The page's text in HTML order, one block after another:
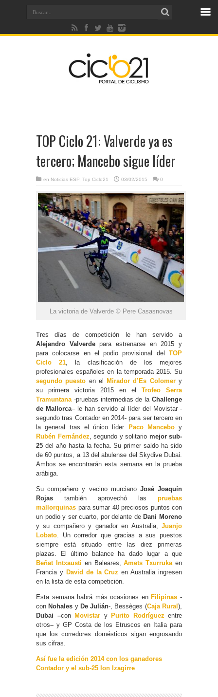
TOP Ciclo 21: Valverde ya es
tercero; Mancebo sigue líder
en Noticias ESP Top Ciclo21 03/02/2015 0
La victoria de Valverde © Pere Casasnovas
Tres días de competición le han servido a
Alejandro Valverdepara estrenarse en 2015 y
para colocarse en el podio provisional del
TOP
Ciclo 21, la clasificación de los mejores
profesionales españoles en la temporada 2015. Su
segundo puesto en el Mirador d’Es Colomery
su primera victoria 2015 en el Trofeo Serra
Tramuntana-pruebas intermedias de la Challenge
de Mallorca– le han servido al líder del Movistar -
segundo tras Contador en 2014- para ser tercero en
la general tras el único líder Paco Manceboy
Rubén Fernández, segundo y solitario mejor sub-
25 del año hasta la fecha. Su primer saldo ha sido
de 60 puntos, a 13 del abulense del Skydive Dubai.
Ambos se encontrarán esta semana en la prueba
arábiga.
Su compañero y vecino murciano José Joaquín
Rojas también aprovechó las pruebas
mallorquinas para sumar 40 preciosos puntos con
un podio y ser cuarto, por delante de Dani Moreno
y su compañero y ganador en Australia, Juanjo
Lobato. Un corredor que gracias a sus puestos
siempre está situado entre las diez primeras
plazas. El último balance ha dado lugar a que
Beñat Intxausti en Baleares,Amets Txurrukaen
Francia y David de la Cruz en Australia ingresen
en la lista de esta competición.
Esta semana habrá más ocasiones en Filipinas -
con Nohales y De Julián-, Bessèges (Caja Rural),
Dubai –con Movistar y Purito Rodríguez entre
otros– y GP Costa de los Etruscos en Italia para
que los corredores domésticos sigan engrosando
sus cifras.
Así fue la edición 2014 con los ganadores
Contador y el sub-25 Ion Izagirre